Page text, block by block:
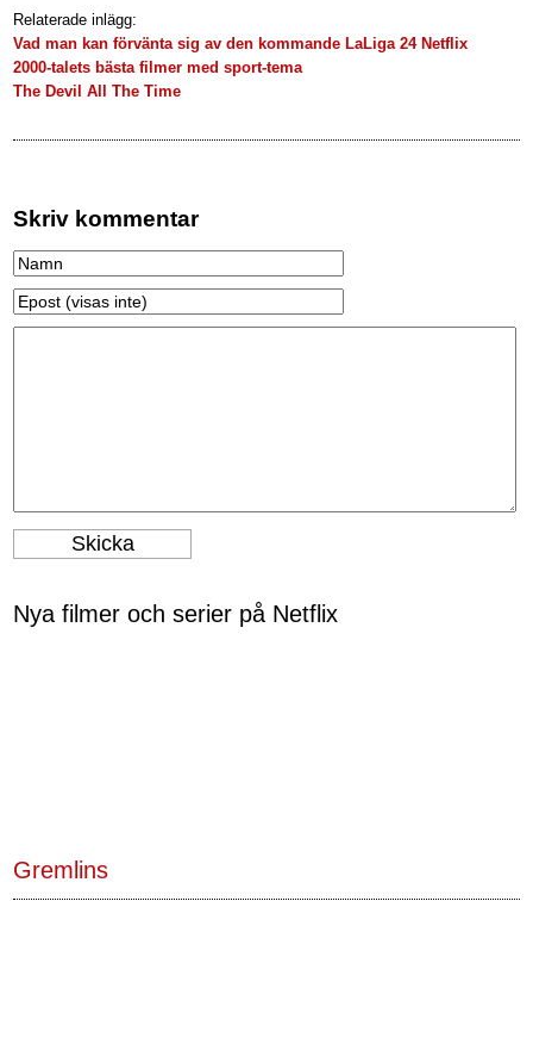
Relaterade inlägg:
Vad man kan förvänta sig av den kommande LaLiga 24 Netflix
2000-talets bästa filmer med sport-tema
The Devil All The Time
Skriv kommentar
Nya filmer och serier på Netflix
Gremlins